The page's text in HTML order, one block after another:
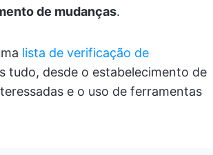
de mudanças.
lista de verificação de
tudo, desde o estabelecimento de
e o uso de ferramentas